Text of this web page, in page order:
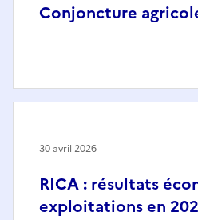
Conjoncture
RICA : résultats
exploitations en
30 avril 2026